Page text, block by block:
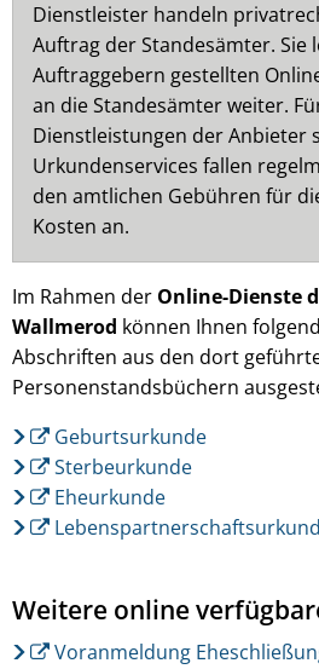
Dienstleister handeln
Auftrag der Standesämter. Sie
Auftraggebern gestellten
an die Standesämter weiter.
Dienstleistungen der Anbieter
Urkundenservices fallen
den amtlichen Gebühren für
Kosten an.
Im Rahmen der Online-Dienste
Wallmerod können Ihnen
Abschriften aus den dort
Personenstandsbüchern
Geburtsurkunde
Sterbeurkunde
Eheurkunde
Weitere online
Voranmeldung